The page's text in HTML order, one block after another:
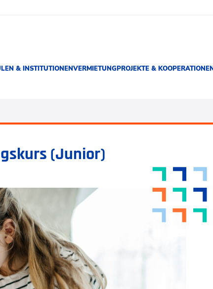
& INSTITUTIONENVERMIETUNGPROJEKTE &
(Junior)